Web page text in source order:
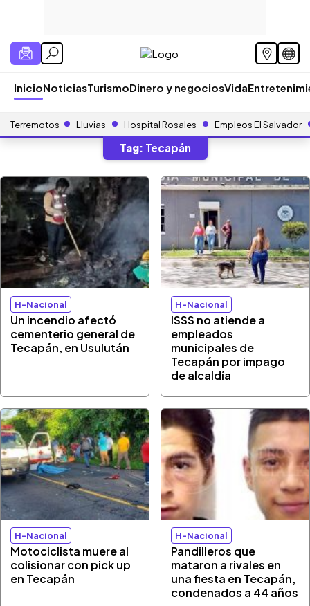
InicioNoticiasTurismoDinero y negociosVida
Terremotos Lluvias Hospital Rosales Empleos El Salvador
Tag: Tecapán
H-Nacional
Un incendio afectó
cementerio general de
Tecapán, en Usulután
H-Nacional
ISSS no atiende a
empleados
municipales de
Tecapán por impago
de alcaldía
H-Nacional
Motociclista muere al
colisionar con pick up
en Tecapán
H-Nacional
Pandilleros que
mataron a rivales en
una fiesta en Tecapán,
condenados a 44 años